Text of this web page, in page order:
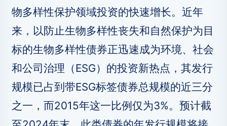
物多样性保护领域投资的快速增长。近年
来，以防止生物多样性丧失和自然保护为目
标的生物多样性债券正迅速成为环境、社会
和公司治理（ESG）的投资新热点，其发行
规模已占到带ESG标签债券总规模的近三分
之一，而2015年这一比例仅为3%。预计截